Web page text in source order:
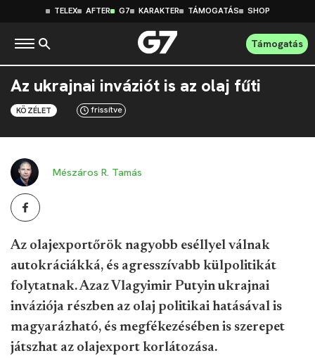
TELEX AFTER G7 KARAKTER TÁMOGATÁS SHOP
Támogatás
Az ukrajnai inváziót is az olaj fűti
KÖZÉLET frissítve
Mészáros R. Tamás
Az olajexportőrök nagyobb eséllyel válnak
autokráciákká, és agresszívabb külpolitikát
folytatnak. Azaz Vlagyimir Putyin ukrajnai
inváziója részben az olaj politikai hatásával is
magyarázható, és megfékezésében is szerepet
játszhat az olajexport korlátozása.